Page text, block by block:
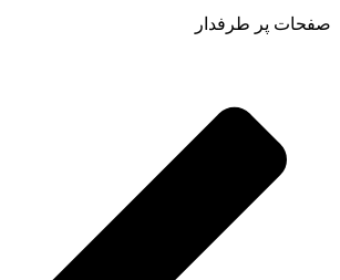
صفحات پر طرفدار